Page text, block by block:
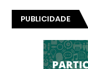
PUBLICIDADE